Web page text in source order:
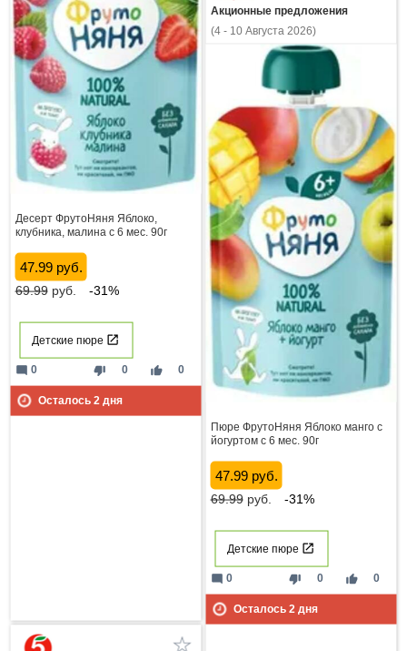
Десерт ФрутоНяня Яблоко,
клубника, малина с 6 мес. 90г
47.99 руб.
69.99руб. -31%
Детские пюре
thumb_down 0 thumb_up 0
mode_comment 0
Осталось 2 дня
Акционные предложения
(4 - 10 Августа 2026)
Пюре ФрутоНяня Яблоко манго с
йогуртом с 6 мес. 90г
47.99 руб.
69.99руб. -31%
Детские пюре
thumb_down 0 thumb_up 0
mode_comment 0
Осталось 2 дня